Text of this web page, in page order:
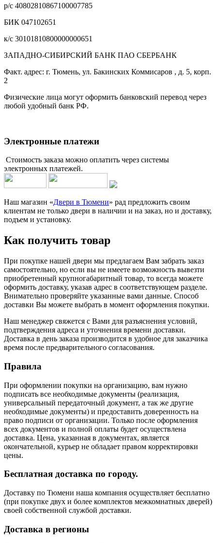
р/с 40802810867100007785
БИК 047102651
к/с 30101810800000000651
ЗАПАДНО-СИБИРСКИЙ БАНК ПАО СБЕРБАНК
Факт. адрес: г. Тюмень, ул. Бакинских Коммисаров , д. 5, корп.
2
Физические лица могут оформить банковский перевод через
любой удобный банк РФ.
Электронные платежи
Стоимость заказа можно оплатить через системы
электронных платежей.
Наш магазин «Двери в Тюмени» рад предложить своим
клиентам не только двери в наличии и на заказ, но и доставку,
подъем и установку.
Как получить товар
При покупке нашей двери мы предлагаем Вам забрать заказ
самостоятельно, но если вы не имеете возможность вывезти
приобретенный крупногабаритный товар, то всегда можете
оформить доставку, указав адрес в соответствующем разделе.
Внимательно проверяйте указанные вами данные. Способ
доставки Вы можете выбрать в момент оформления покупки.
Наш менеджер свяжется с Вами для разъяснения условий,
подтверждения адреса и уточнения времени доставки.
Доставка в день заказа производится в удобное для заказчика
время после предварительного согласования.
Правила
При оформлении покупки на организацию, вам нужно
подписать все необходимые документы (реализация,
универсальный передаточный документ, а так же другие
необходимые документы) и предоставить доверенность на
право подписи от организации. Только после оформления
всех документов и полной оплаты будет осуществлена
доставка. Цена, указанная в документах, является
окончательной, курьер не обладает правом корректировки
цены.
Бесплатная доставка по городу.
Доставку по Тюмени наша компания осуществляет бесплатно
(при покупке двух и более комплектов межкомнатных дверей)
своей собственной службой доставки.
Доставка в регионы